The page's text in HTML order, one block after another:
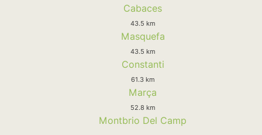
Cabaces
43.5 km
Masquefa
43.5 km
Constanti
61.3 km
Marça
52.8 km
Montbrio Del Camp